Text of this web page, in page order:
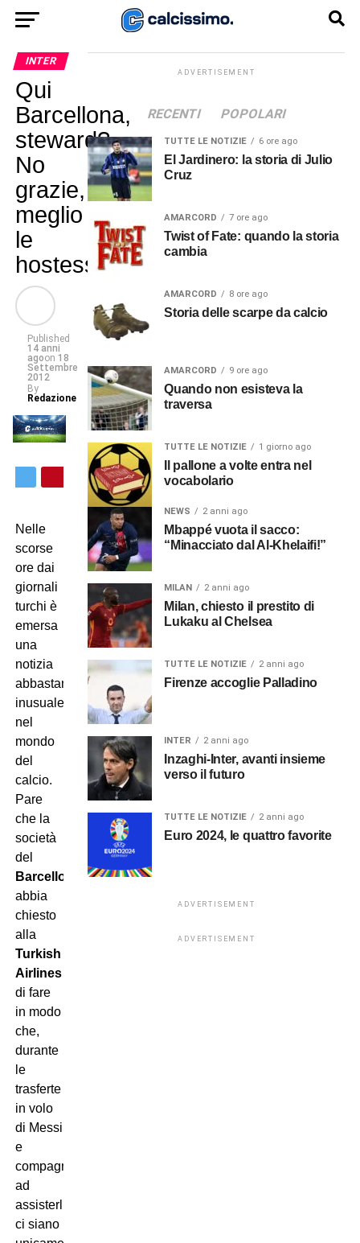
INTER
Qui
Barcellona,
steward?
No
grazie,
meglio
le
hostess!
Published
14 anni
agoon 18
Settembre
2012
By
Redazione
Nelle
scorse
ore dai
giornali
turchi è
emersa
una
notizia
abbastanza
inusuale
nel
mondo
del
calcio.
Pare
che la
società
del
Barcellona
abbia
chiesto
alla
Turkish
Airlines
di fare
in modo
che,
durante
le
trasferte
in volo
di Messi
e
compagni,
ad
assisterli
ci siano
ADVERTISEMENT
RECENTI POPOLARI
TUTTE LE NOTIZIE 6 ore ago
El Jardinero: la storia di Julio
Cruz
AMARCORD 7 ore ago
Twist of Fate: quando la storia
cambia
AMARCORD 8 ore ago
Storia delle scarpe da calcio
AMARCORD 9 ore ago
Quando non esisteva la
traversa
TUTTE LE NOTIZIE 1 giorno ago
Il pallone a volte entra nel
vocabolario
NEWS 2 anni ago
Mbappé vuota il sacco:
“Minacciato dal Al-Khelaifi!”
MILAN 2 anni ago
Milan, chiesto il prestito di
Lukaku al Chelsea
TUTTE LE NOTIZIE 2 anni ago
Firenze accoglie Palladino
INTER 2 anni ago
Inzaghi-Inter, avanti insieme
verso il futuro
TUTTE LE NOTIZIE 2 anni ago
Euro 2024, le quattro favorite
ADVERTISEMENT
ADVERTISEMENT